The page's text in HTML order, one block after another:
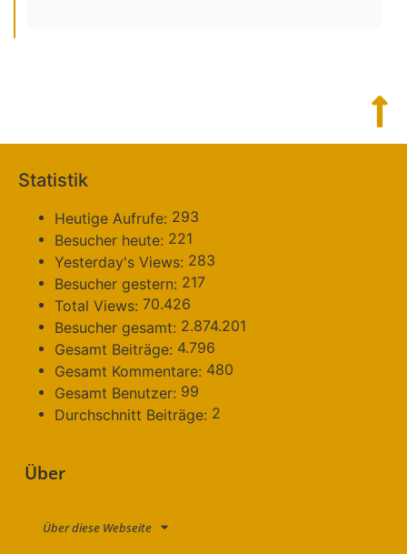
Statistik
Heutige Aufrufe: 293
Besucher heute: 221
Yesterday's Views: 283
Besucher gestern: 217
Total Views: 70.426
Besucher gesamt: 2.874.201
Gesamt Beiträge: 4.796
Gesamt Kommentare: 480
Gesamt Benutzer: 99
Durchschnitt Beiträge: 2
Über
Über diese Webseite